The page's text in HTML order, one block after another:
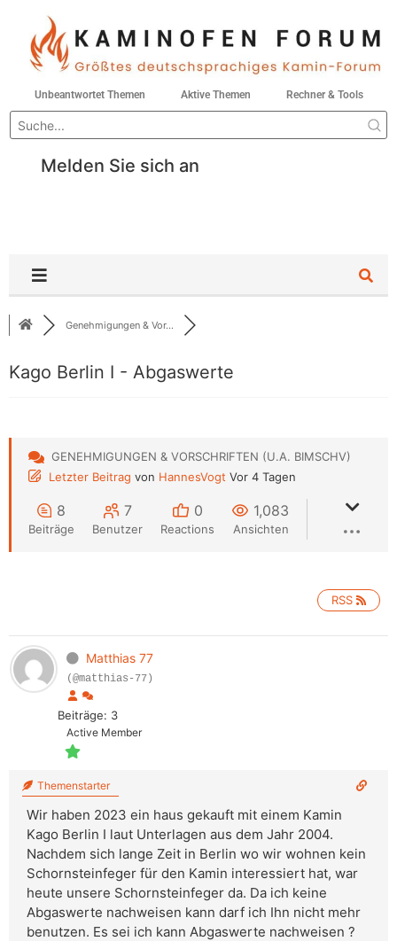
Unbeantwortet Themen Aktive Themen Rechner & Tools
Melden Sie sich an
Genehmigungen & Vor...
Kago Berlin I - Abgaswerte
GENEHMIGUNGEN & VORSCHRIFTEN (U.A. BIMSCHV)
Letzter Beitrag von HannesVogt Vor 4 Tagen
8
Beiträge
7
Benutzer
0
Reactions
1,083
Ansichten
RSS
Matthias 77
(@matthias-77)
Beiträge: 3
Active Member
Themenstarter
Wir haben 2023 ein haus gekauft mit einem Kamin
Kago Berlin I laut Unterlagen aus dem Jahr 2004.
Nachdem sich lange Zeit in Berlin wo wir wohnen kein
Schornsteinfeger für den Kamin interessiert hat, war
heute unsere Schornsteinfeger da. Da ich keine
Abgaswerte nachweisen kann darf ich Ihn nicht mehr
benutzen. Es sei ich kann Abgaswerte nachweisen ?